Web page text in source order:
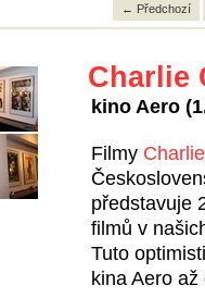
← Předchozí
Charlie
kino Aero
Filmy
představuje
filmů v
Tuto
kina Aero